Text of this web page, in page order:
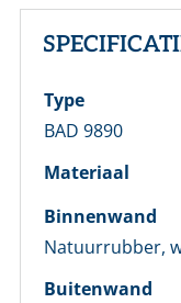
Type
BAD 9890
Materiaal
Binnenwand
Natuurrubber,
Buitenwand